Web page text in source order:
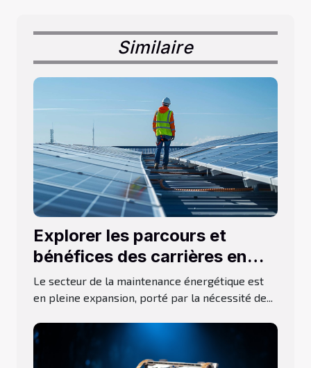
Similaire
Explorer les parcours et
bénéfices des carrières en
maintenance énergétique
Le secteur de la maintenance énergétique est
en pleine expansion, porté par la nécessité de...